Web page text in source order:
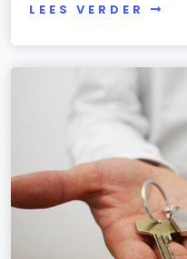
LEES VERDER